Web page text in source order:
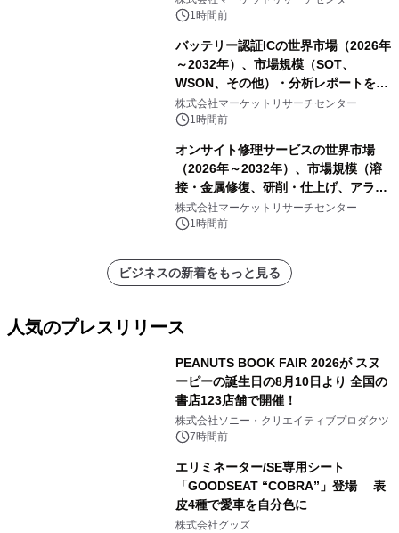
1時間前
バッテリー認証ICの世界市場（2026年
～2032年）、市場規模（SOT、
WSON、その他）・分析レポートを発
表
株式会社マーケットリサーチセンター
1時間前
オンサイト修理サービスの世界市場
（2026年～2032年）、市場規模（溶
接・金属修復、研削・仕上げ、アライ
メント、その他）・分析レポートを発
表
株式会社マーケットリサーチセンター
1時間前
ビジネスの新着をもっと見る
人気のプレスリリース
PEANUTS BOOK FAIR 2026が スヌ
ーピーの誕生日の8月10日より 全国の
書店123店舗で開催！
株式会社ソニー・クリエイティブプロダクツ
7時間前
エリミネーター/SE専用シート
「GOODSEAT “COBRA”」登場 表
皮4種で愛車を自分色に
株式会社グッズ